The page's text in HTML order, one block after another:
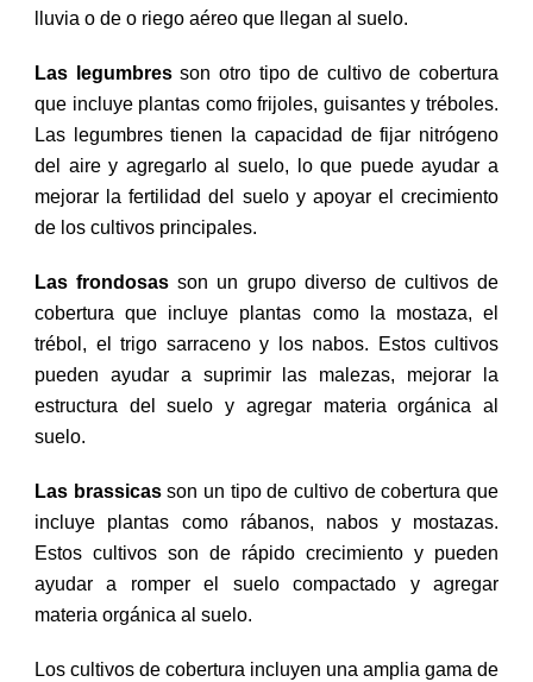
lluvia o de o riego aéreo que llegan al suelo.
Las legumbresson otro tipo de cultivo de cobertura
que incluye plantas como frijoles, guisantes y tréboles.
Las legumbres tienen la capacidad de fijar nitrógeno
del aire y agregarlo al suelo, lo que puede ayudar a
mejorar la fertilidad del suelo y apoyar el crecimiento
de los cultivos principales.
Las frondosas son un grupo diverso de cultivos de
cobertura que incluye plantas como la mostaza, el
trébol, el trigo sarraceno y los nabos. Estos cultivos
pueden ayudar a suprimir las malezas, mejorar la
estructura del suelo y agregar materia orgánica al
suelo.
Las brassicasson un tipo de cultivo de cobertura que
incluye plantas como rábanos, nabos y mostazas.
Estos cultivos son de rápido crecimiento y pueden
ayudar a romper el suelo compactado y agregar
materia orgánica al suelo.
Los cultivos de cobertura incluyen una amplia gama de